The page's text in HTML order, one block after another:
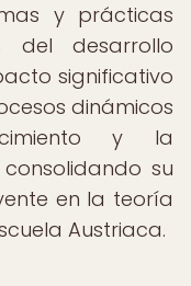
y prácticas
del desarrollo
significativo
dinámicos
y la
su
en la teoría
Austriaca.